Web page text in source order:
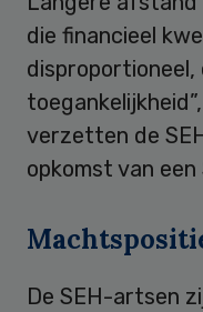
die financieel
verzetten de
opkomst van
De SEH-artsen